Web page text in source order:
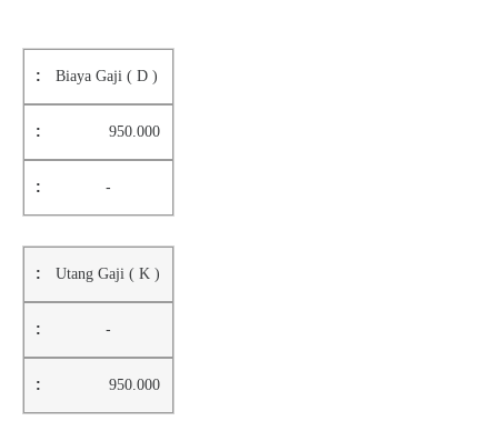
Biaya Gaji ( D )
950.000
-
Utang Gaji ( K )
-
950.000